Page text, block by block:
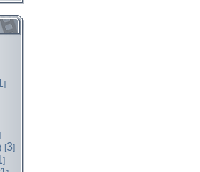
]
]
[3]
]